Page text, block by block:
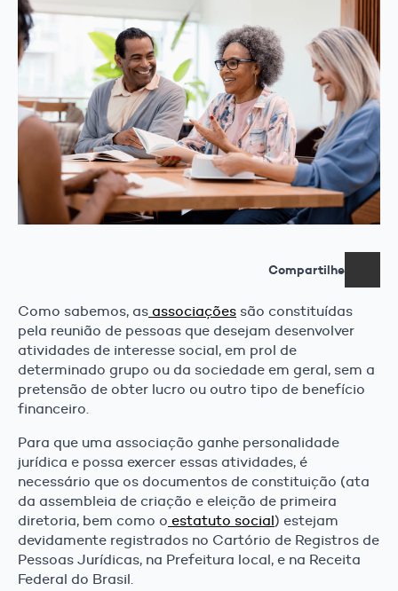
Compartilhe
Como sabemos, as associações são constituídas
pela reunião de pessoas que desejam desenvolver
atividades de interesse social, em prol de
determinado grupo ou da sociedade em geral, sem a
pretensão de obter lucro ou outro tipo de benefício
financeiro.
Para que uma associação ganhe personalidade
jurídica e possa exercer essas atividades, é
necessário que os documentos de constituição (ata
da assembleia de criação e eleição de primeira
diretoria, bem como o estatuto social) estejam
devidamente registrados no Cartório de Registros de
Pessoas Jurídicas, na Prefeitura local, e na Receita
Federal do Brasil.